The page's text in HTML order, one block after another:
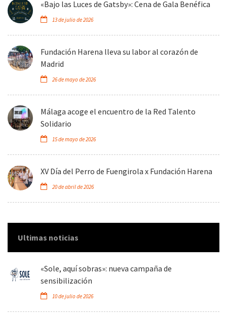
«Bajo las Luces de Gatsby»: Cena de Gala Benéfica
13 de julio de 2026
Fundación Harena lleva su labor al corazón de
Madrid
26 de mayo de 2026
Málaga acoge el encuentro de la Red Talento
Solidario
15 de mayo de 2026
XV Día del Perro de Fuengirola x Fundación Harena
20 de abril de 2026
Ultimas noticias
«Sole, aquí sobras»: nueva campaña de
sensibilización
10 de julio de 2026